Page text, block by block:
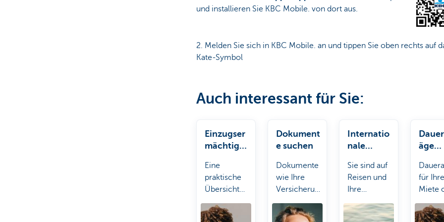
und installieren Sie KBC Mobile. ​von dort aus.
2. Melden Sie sich in KBC Mobile. an und tippen Sie oben rechts auf
Kate-Symbol
Auch interessant für Sie:
Einzugser
mächtigun
verwalten
Eine
praktische
Übersicht
über alle Ihre
bestehenden
Dokument
e suchen
Dokumente
wie Ihre
Versicherungsbescheinigung
und andere
Bescheinigungen
Internatio
nale
Sie sind auf
Reisen und
Ihre
Zahlungskarte
funktioniert
äge
für Ihre
Miete
Ihr